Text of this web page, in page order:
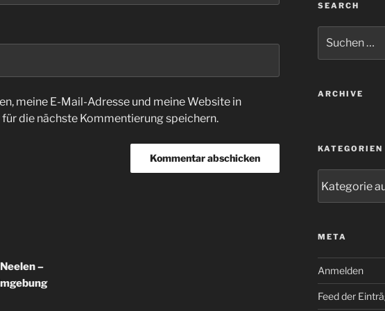
meine E-Mail-Adresse und meine Website in
die nächste Kommentierung speichern.
–
SEARCH
nach:
ARCHIVE
KATEGORIEN
META
Anmelden
Feed der